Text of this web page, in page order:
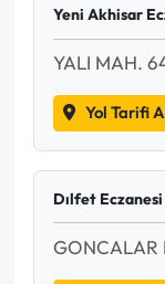
Yeni Akhisar
YALI MAH.
Yol Tarifi
Dılfet Eczanesi
GONCALAR